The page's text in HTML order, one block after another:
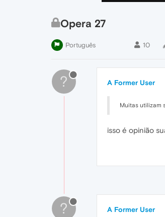
Opera 27
Português 10
? A Former User
Muitas utilizam
isso é opinião
? A Former User